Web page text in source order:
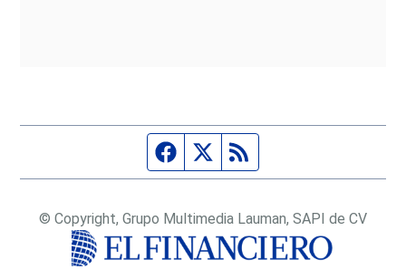
Página de Facebook
Fuente Twitter
© Copyright, Grupo Multimedia Lauman, SAPI de CV